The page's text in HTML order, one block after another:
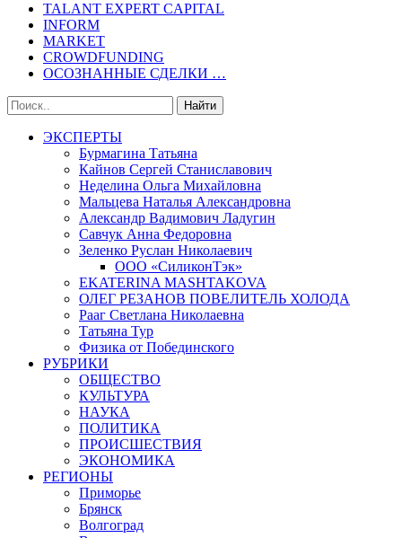
TALANT EXPERT CAPITAL
INFORM
MARKET
CROWDFUNDING
ОСОЗНАННЫЕ СДЕЛКИ …
ЭКСПЕРТЫ
Бурмагина Татьяна
Кайнов Сергей Станиславович
Неделина Ольга Михайловна
Мальцева Наталья Александровна
Александр Вадимович Ладугин
Савчук Анна Федоровна
Зеленко Руслан Николаевич
ООО «СиликонТэк»
EKATERINA MASHTAKOVA
ОЛЕГ РЕЗАНОВ ПОВЕЛИТЕЛЬ ХОЛОДА
Рааг Светлана Николаевна
Татьяна Тур
Физика от Побединского
РУБРИКИ
ОБЩЕСТВО
КУЛЬТУРА
НАУКА
ПОЛИТИКА
ПРОИСШЕСТВИЯ
ЭКОНОМИКА
РЕГИОНЫ
Приморье
Брянск
Волгоград